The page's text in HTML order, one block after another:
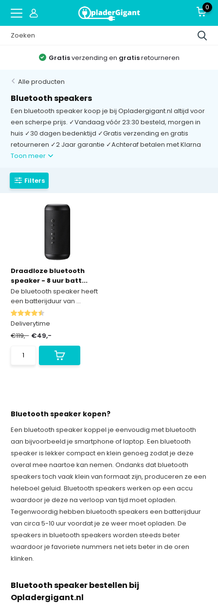
0
Gratisverzending en gratisretourneren
Alle producten
Bluetooth speakers
Een bluetooth speaker koop je bij Opladergigant.nl altijd voor
een scherpe prijs. ✓Vandaag vóór 23:30 besteld, morgen in
huis ✓30 dagen bedenktijd ✓Gratis verzending en gratis
retourneren ✓2 Jaar garantie ✓Achteraf betalen met Klarna
Toon meer
Filters
Draadloze bluetooth
speaker - 8 uur batt...
De bluetooth speaker heeft
een batterijduur van ...
Deliverytime
€119,- €49,-
Bluetooth speaker kopen?
Een bluetooth speaker koppel je eenvoudig met bluetooth
aan bijvoorbeeld je smartphone of laptop. Een bluetooth
speaker is lekker compact en klein genoeg zodat je deze
overal mee naartoe kan nemen. Ondanks dat bluetooth
speakers toch vaak klein van formaat zijn, produceren ze een
heleboel geluid. Bluetooth speakers werken op een accu
waardoor je deze na verloop van tijd moet opladen.
Tegenwoordig hebben bluetooth speakers een batterijduur
van circa 5-10 uur voordat je ze weer moet opladen. De
speakers in bluetooth speakers worden steeds beter
waardoor je favoriete nummers net iets beter in de oren
klinken.
Bluetooth speaker bestellen bij
Opladergigant.nl